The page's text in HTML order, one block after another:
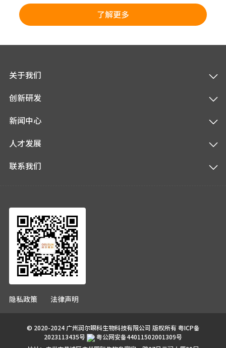
了解更多
关于我们
创新研发
新闻中心
人才发展
联系我们
隐私政策 法律声明
© 2020-2024 广州润尔眼科生物科技有限公司 版权所有 粤ICP备
2023113435号
粤公网安备44011502001309号